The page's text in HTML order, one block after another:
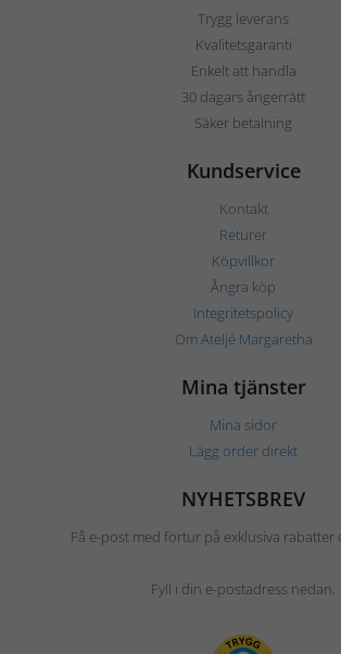
Trygg leverans
Kvalitetsgaranti
Enkelt att handla
30 dagars ångerrätt
Säker betalning
Kundservice
Kontakt
Returer
Köpvillkor
Ångra köp
Integritetspolicy
Om Ateljé Margaretha
Mina tjänster
Mina sidor
Lägg order direkt
NYHETSBREV
Få e-post med förtur på exklusiva rabatter
Fyll i din e-postadress nedan.